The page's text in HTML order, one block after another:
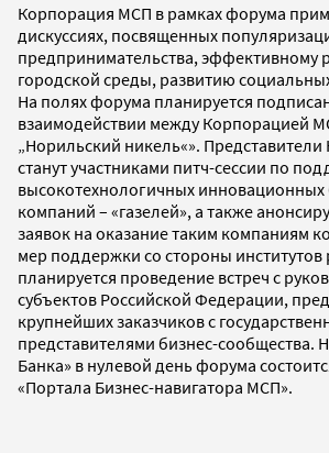
Корпорация МСП в рамках форума
дискуссиях, посвященных
предпринимательства, эффективному
городской среды, развитию
На полях форума планируется
взаимодействии между Корпорацией
„Норильский никель«».
станут участниками питч-сессии по
высокотехнологичных инновационных
компаний – «газелей», а также
заявок на оказание таким компаниям
мер поддержки со стороны институтов
планируется проведение встреч с
субъектов Российской Федерации,
крупнейших заказчиков с
представителями бизнес-сообщества.
Банка» в нулевой день форума
«Портала Бизнес-навигатора МСП».